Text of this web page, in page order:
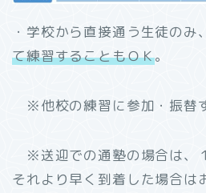
・学校から直接通う生徒のみ、
て練習することもＯＫ。
※他校の練習に参加・振替
※送迎での通塾の場合は、
それより早く到着した場合は